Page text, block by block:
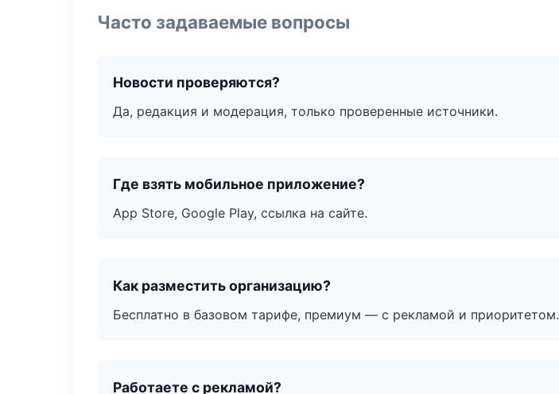
Часто задаваемые вопросы
Новости проверяются?
Да, редакция и модерация, только проверенные источники.
Где взять мобильное приложение?
App Store, Google Play, ссылка на сайте.
Как разместить организацию?
Бесплатно в базовом тарифе, премиум — с рекламой и приоритетом.
Работаете с рекламой?